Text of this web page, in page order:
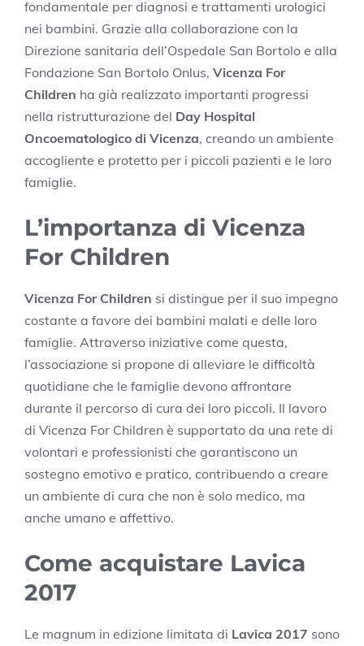
fondamentale per diagnosi e trattamenti urologici
nei bambini. Grazie alla collaborazione con la
Direzione sanitaria dell’Ospedale San Bortolo e alla
Fondazione San Bortolo Onlus, Vicenza For
Children ha già realizzato importanti progressi
nella ristrutturazione del Day Hospital
Oncoematologico di Vicenza, creando un ambiente
accogliente e protetto per i piccoli pazienti e le loro
famiglie.
L’importanza di Vicenza
For Children
Vicenza For Children si distingue per il suo impegno
costante a favore dei bambini malati e delle loro
famiglie. Attraverso iniziative come questa,
l’associazione si propone di alleviare le difficoltà
quotidiane che le famiglie devono affrontare
durante il percorso di cura dei loro piccoli. Il lavoro
di Vicenza For Children è supportato da una rete di
volontari e professionisti che garantiscono un
sostegno emotivo e pratico, contribuendo a creare
un ambiente di cura che non è solo medico, ma
anche umano e affettivo.
Come acquistare Lavica
2017
Le magnum in edizione limitata di Lavica 2017 sono